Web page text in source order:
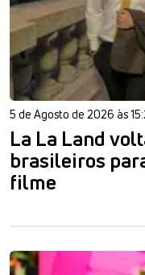
5 de Agosto de 2026 às
La La Land
brasileiros
filme